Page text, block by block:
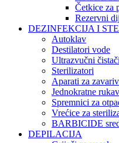
Četkice za
Rezervni
DEZINFEKCIJA I
Autoklav
Destilatori vode
Ultrazvučni čistači
Sterilizatori
Aparati za
Jednokratne
Spremnici za
Vrećice za
BARBICIDE
DEPILACIJA